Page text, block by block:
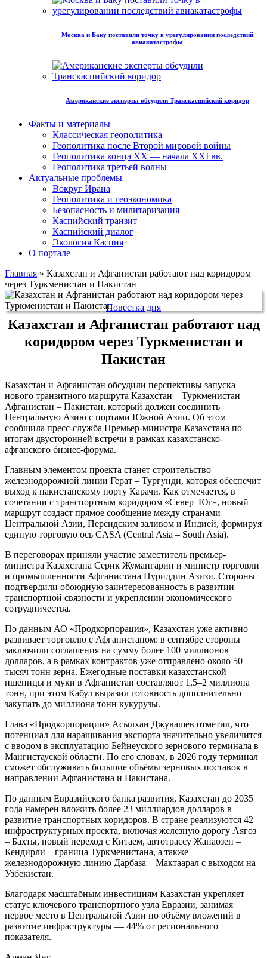
Москва и Баку поставили точку в урегулировании последствий
авиакатастрофы
Американские эксперты обсудили Транскаспийский коридор
Факты и материалы
Классическая геополитика
Геополитика после Второй мировой войны
Геополитика конца XX — начала XXI вв.
Геополитика третьей волны
Актуальные проблемы
Вокруг Ирана
Геополитика и геоэкономика
Безопасность и милитаризация
Каспийский транзит
Каспийский диалог
Экология Каспия
О портале
Главная » Казахстан и Афганистан работают над коридором
через Туркменистан и Пакистан
Повестка дня
Казахстан и Афганистан работают над
коридором через Туркменистан и
Пакистан
Казахстан и Афганистан обсудили перспективы запуска
нового транзитного маршрута Казахстан – Туркменистан –
Афганистан – Пакистан, который должен соединить
Центральную Азию с портами Южной Азии. Об этом
сообщила пресс-служба Премьер-министра Казахстана по
итогам двусторонней встречи в рамках казахстанско-
афганского бизнес-форума.
Главным элементом проекта станет строительство
железнодорожной линии Герат – Тургунди, которая обеспечит
выход к пакистанскому порту Карачи. Как отмечается, в
сочетании с транспортным коридором «Север–Юг», новый
маршрут создаст прямое сообщение между странами
Центральной Азии, Персидским заливом и Индией, формируя
единую торговую ось CASA (Central Asia – South Asia).
В переговорах приняли участие заместитель премьер-
министра Казахстана Серик Жумангарин и министр торговли
и промышленности Афганистана Нуриддин Азизи. Стороны
подтвердили обоюдную заинтересованность в развитии
транспортной связности и укреплении экономического
сотрудничества.
По данным АО «Продкорпорация», Казахстан уже активно
развивает торговлю с Афганистаном: в сентябре стороны
заключили соглашения на сумму более 100 миллионов
долларов, а в рамках контрактов уже отправлено около 50
тысяч тонн зерна. Ежегодные поставки казахстанской
пшеницы и муки в Афганистан составляют 1,5–2 миллиона
тонн, при этом Кабул выразил готовность дополнительно
закупать до миллиона тонн кукурузы.
Глава «Продкорпорации» Асылхан Джувашев отметил, что
потенциал для наращивания экспорта значительно увеличится
с вводом в эксплуатацию Бейнеуского зернового терминала в
Мангистауской области. По его словам, в 2026 году терминал
сможет обслуживать большие объёмы зерновых поставок в
направлении Афганистана и Пакистана.
По данным Евразийского банка развития, Казахстан до 2035
года намерен вложить более 23 миллиардов долларов в
развитие транспортных коридоров. В стране реализуются 42
инфраструктурных проекта, включая железную дорогу Аягоз
– Бахты, новый переход с Китаем, автотрассу Жанаозен –
Кендирли – граница Туркменистана, а также
железнодорожную линию Дарбаза – Мактаарал с выходом на
Узбекистан.
Благодаря масштабным инвестициям Казахстан укрепляет
статус ключевого транспортного узла Евразии, занимая
первое место в Центральной Азии по объёму вложений в
развитие инфраструктуры — 44% от регионального
показателя.